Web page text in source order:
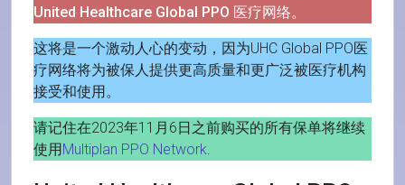
United Healthcare Global PPO 医疗网络。
这将是一个激动人心的变动，因为UHC Global PPO医
疗网络将为被保人提供更高质量和更广泛被医疗机构
接受和使用。
请记住在2023年11月6日之前购买的所有保单将继续
使用Multiplan PPO Network